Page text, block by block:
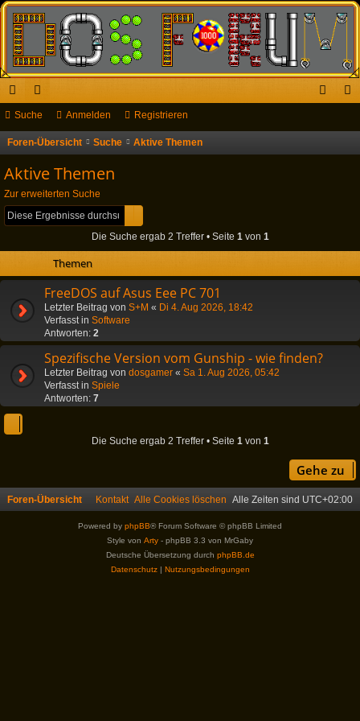
ch
ne
llz
ug
riff
or
en
Suche Anmelden Registrieren
Foren-Übersicht Suche Aktive Themen
Aktive Themen
Zur erweiterten Suche
Die Suche ergab 2 Treffer • Seite 1von 1
Themen
FreeDOS auf Asus Eee PC 701
Letzter Beitrag von S+M « Di 4. Aug 2026, 18:42
Verfasst in Software
Antworten: 2
Spezifische Version vom Gunship - wie finden?
Letzter Beitrag von dosgamer « Sa 1. Aug 2026, 05:42
Verfasst in Spiele
Antworten: 7
Die Suche ergab 2 Treffer • Seite 1von 1
Gehe zu
Foren-Übersicht Alle Zeiten sind UTC+02:00
Alle Cookies löschen
Kontakt
Powered by phpBB® Forum Software © phpBB Limited
Style von Arty - phpBB 3.3 von MrGaby
Deutsche Übersetzung durch phpBB.de
Datenschutz| Nutzungsbedingungen